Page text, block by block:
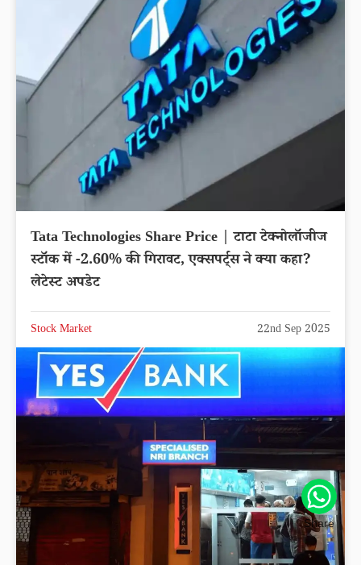
Tata Technologies Share Price | टाटा टेक्नोलॉजीज
स्टॉक में -2.60% की गिरावट, एक्सपर्ट्स ने क्या कहा?
लेटेस्ट अपडेट
Stock Market 22nd Sep 2025
Share